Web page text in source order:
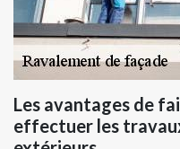
Les avantages de
effectuer les